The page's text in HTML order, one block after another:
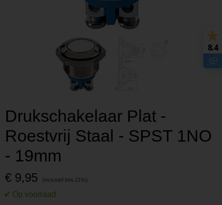
Drukschakelaar Plat -
Roestvrij Staal - SPST 1NO
- 19mm
€ 9,95
8.4